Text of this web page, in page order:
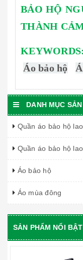
BẢO HỘ
THÀNH
KEYWORDS:
Áo bảo hộ
DANH MỤC
Quần áo bảo hộ
Quần áo bảo hộ
Áo bảo hộ
Áo mùa đông
SẢN PHẨM NỔI BẬT